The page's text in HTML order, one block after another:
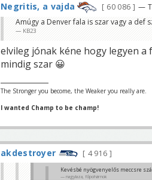
Negritis, a vajda 60 086 —
Amúgy a Denver fala is szar vagy a def
KB23
elvileg jónak kéne hogy legyen a
mindig szar 😀
The Stronger you become, the Weaker you really are.
I wanted Champ to be champ!
akdestroyer 4 916
Kevésbé nyögvenyelős meccsre
nagylaza, főpohárnok